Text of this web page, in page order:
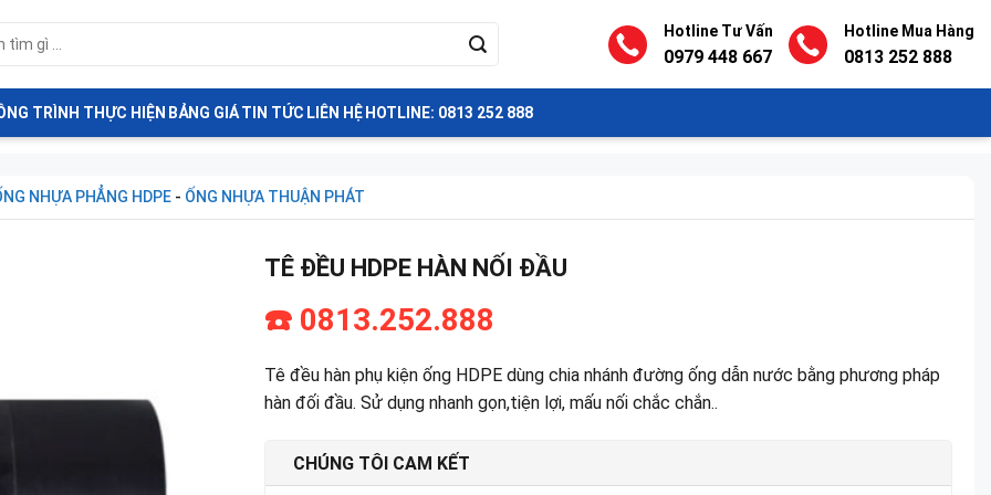
Hotline Tư Vấn
0979 448 667
Hotline Mua Hàng
0813 252 888
TRÌNH THỰC HIỆN BẢNG GIÁTIN TỨC LIÊN HỆ HOTLINE: 0813 252 888
NHỰA PHẲNG HDPE - ỐNG NHỰA THUẬN PHÁT
TÊ ĐỀU HDPE HÀN NỐI ĐẦU
☎️ 0813.252.888
Tê đều hàn phụ kiện ống HDPE dùng chia nhánh đường ống dẫn nước bằng phương pháp
hàn đối đầu. Sử dụng nhanh gọn,tiện lợi, mấu nối chắc chắn..
CHÚNG TÔI CAM KẾT